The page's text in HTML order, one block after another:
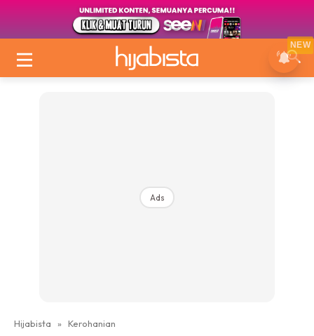
Ads
Hijabista » Kerohanian
NEW